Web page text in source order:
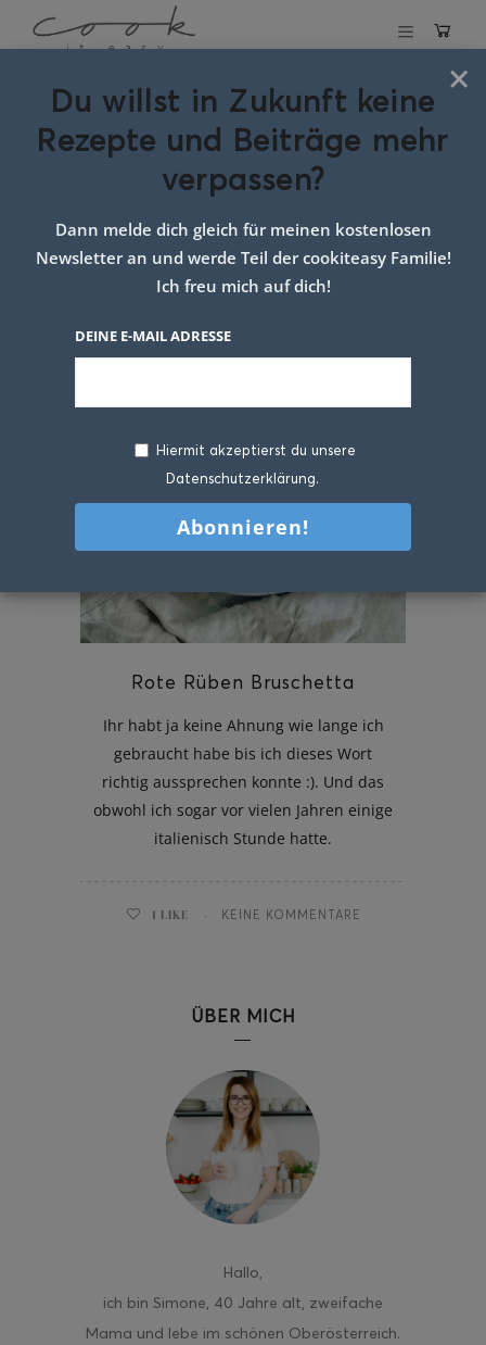
Schlagwort:rote
beete bruschetta
Rote Rüben Bruschetta
Ihr habt ja keine Ahnung wie lange ich
gebraucht habe bis ich dieses Wort
richtig aussprechen konnte :). Und das
obwohl ich sogar vor vielen Jahren einige
italienisch Stunde hatte.
1 LIKE KEINE KOMMENTARE
ÜBER MICH
Hallo,
ich bin Simone, 40 Jahre alt, zweifache
Mama und lebe im schönen Oberösterreich.
×
Du willst in Zukunft keine
Rezepte und Beiträge mehr
verpassen?
Dann melde dich gleich für meinen kostenlosen
Newsletter an und werde Teil der cookiteasy Familie!
Ich freu mich auf dich!
DEINE E-MAIL ADRESSE
Hiermit akzeptierst du unsere
Datenschutzerklärung.